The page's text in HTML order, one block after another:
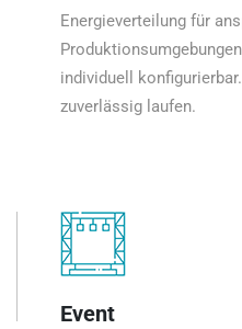
Energieverteilung für
individuell
zuverlässig laufen.
Event